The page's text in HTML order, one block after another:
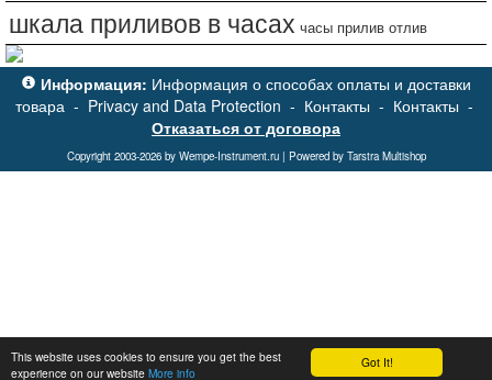
Got It!
This website uses cookies to ensure you get the best
experience on our website More info
шкала приливов в часах часы прилив отлив
Информация: Информация о способах оплаты и доставки
товара- Privacy and Data Protection - Контакты - Контакты -
Отказаться от договора
Copyright 2003-2026 by Wempe-Instrument.ru | Powered by Tarstra Multishop